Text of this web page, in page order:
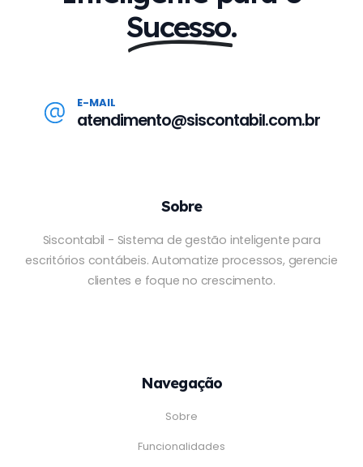
Sucesso.
E-MAIL
atendimento@siscontabil.com.br
Sobre
Siscontabil - Sistema de gestão inteligente para
escritórios contábeis. Automatize processos, gerencie
clientes e foque no crescimento.
Navegação
Sobre
Funcionalidades